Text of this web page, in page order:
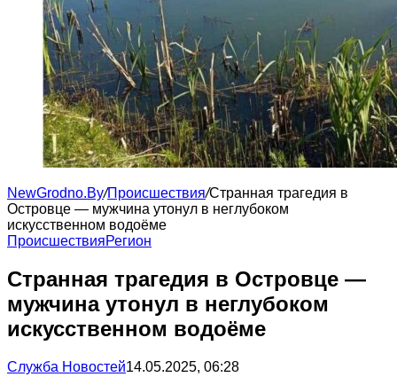
NewGrodno.By/Происшествия/Странная трагедия в
Островце — мужчина утонул в неглубоком
искусственном водоёме
ПроисшествияРегион
Странная трагедия в Островце —
мужчина утонул в неглубоком
искусственном водоёме
Служба Новостей14.05.2025, 06:28